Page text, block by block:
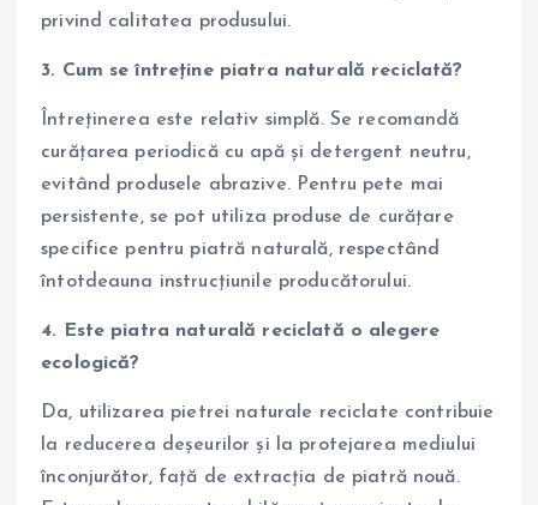
privind calitatea produsului.
3. Cum se întreține piatra naturală reciclată?
Întreținerea este relativ simplă. Se recomandă
curățarea periodică cu apă și detergent neutru,
evitând produsele abrazive. Pentru pete mai
persistente, se pot utiliza produse de curățare
specifice pentru piatră naturală, respectând
întotdeauna instrucțiunile producătorului.
4. Este piatra naturală reciclată o alegere
ecologică?
Da, utilizarea pietrei naturale reciclate contribuie
la reducerea deșeurilor și la protejarea mediului
înconjurător, față de extracția de piatră nouă.